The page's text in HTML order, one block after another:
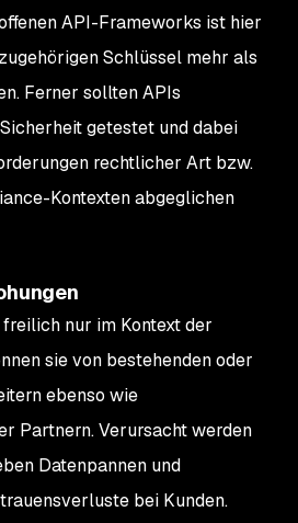
API-Frameworks ist hier
Schlüssel mehr als
Ferner sollten APIs
getestet und dabei
rechtlicher Art bzw.
Kontexten abgeglichen
nur im Kontext der
sie von bestehenden oder
ebenso wie
Partnern. Verursacht werden
Datenpannen und
bei Kunden.